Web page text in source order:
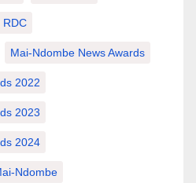
RDC
Mai-Ndombe News Awards
2022
2023
2024
Ndombe